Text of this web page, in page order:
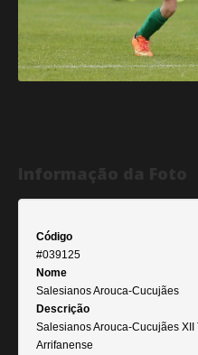
Código
#039125
Nome
Salesianos Arouca-Cucujães
Descrição
Salesianos Arouca-Cucujães
Arrifanense